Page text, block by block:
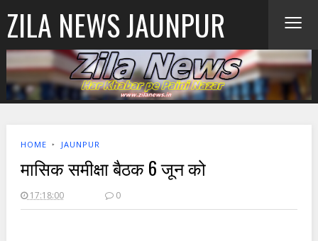
ZILA NEWS JAUNPUR ≡
HOME ‣ JAUNPUR
मासिक समीक्षा बैठक 6 जून को
17:18:00 0